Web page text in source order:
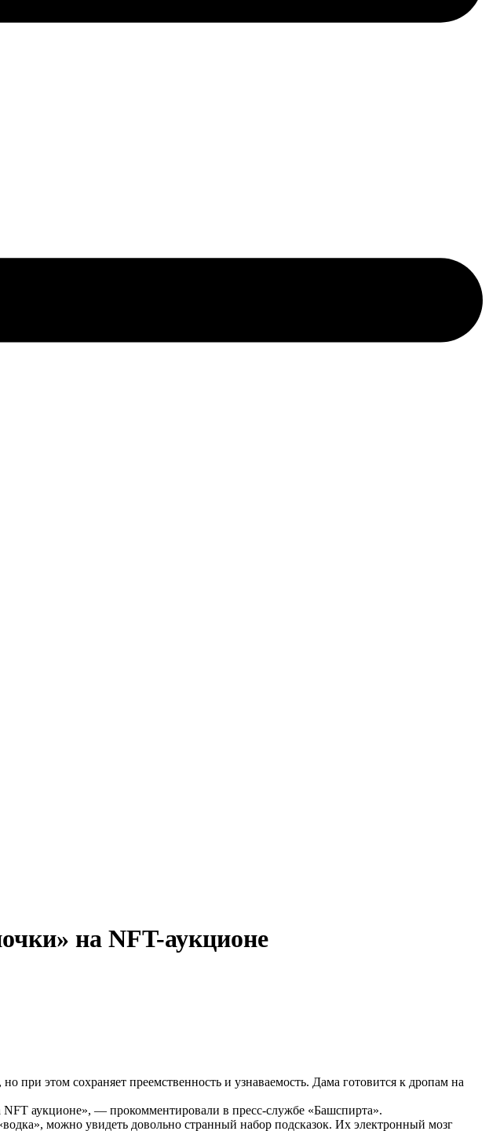
на NFT-аукционе
этом сохраняет преемственность и узнаваемость. Дама готовится к дропам на
аукционе», — прокомментировали в пресс-службе «Башспирта».
можно увидеть довольно странный набор подсказок. Их электронный мозг